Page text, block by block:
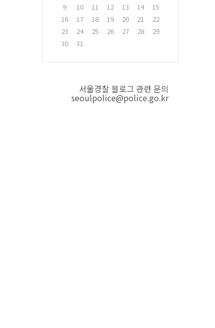
9
10 11 12 13 14
15
16
17 18 19 20 21
22
23
24 25 26 27 28
29
30
31
서울경찰 블로그 관련 문의
seoulpolice@police.go.kr